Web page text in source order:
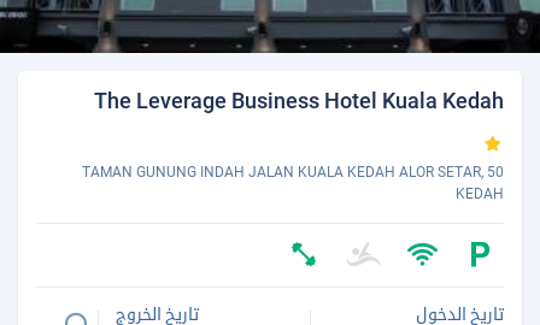
The Leverage Business Hotel Kuala Kedah
50 TAMAN GUNUNG INDAH JALAN KUALA KEDAH ALOR SETAR,
KEDAH
تاريخ الدخول تاريخ الخروج